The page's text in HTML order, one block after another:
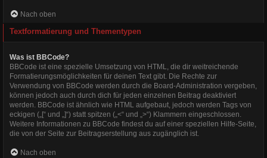
Nach oben
Textformatierung und Thementypen
Was ist BBCode?
BBCode ist eine spezielle Umsetzung von HTML, die dir weitreichende
Formatierungsmöglichkeiten für deinen Text gibt. Die Rechte zur
Verwendung von BBCode werden durch die Board-Administration vergeben,
können jedoch auch durch dich für jeden einzelnen Beitrag deaktiviert
werden. BBCode ist ähnlich wie HTML aufgebaut, jedoch werden Tags von
eckigen („[“ und „]“) statt spitzen („<“ und „>“) Klammern eingeschlossen.
Weitere Informationen zu BBCode findest du auf einer speziellen Hilfe-Seite,
die von der Seite zur Beitragserstellung aus zugänglich ist.
Nach oben